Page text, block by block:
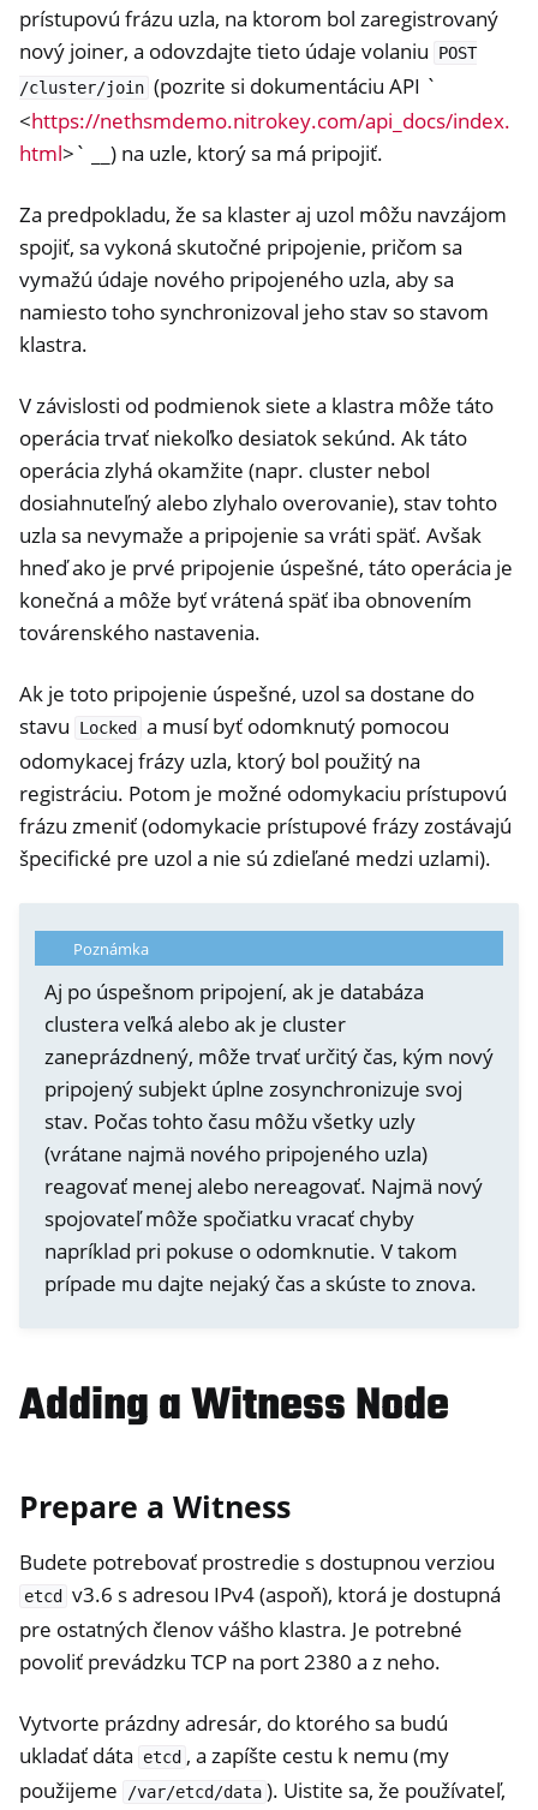
prístupovú frázu uzla, na ktorom bol zaregistrovaný
nový joiner, a odovzdajte tieto údaje volaniu
POST
/cluster/join (pozrite si dokumentáciu API `
<https://nethsmdemo.nitrokey.com/api_docs/index.
html>` __) na uzle, ktorý sa má pripojiť.
Za predpokladu, že sa klaster aj uzol môžu navzájom
spojiť, sa vykoná skutočné pripojenie, pričom sa
vymažú údaje nového pripojeného uzla, aby sa
namiesto toho synchronizoval jeho stav so stavom
klastra.
V závislosti od podmienok siete a klastra môže táto
operácia trvať niekoľko desiatok sekúnd. Ak táto
operácia zlyhá okamžite (napr. cluster nebol
dosiahnuteľný alebo zlyhalo overovanie), stav tohto
uzla sa nevymaže a pripojenie sa vráti späť. Avšak
hneď ako je prvé pripojenie úspešné, táto operácia je
konečná a môže byť vrátená späť iba obnovením
továrenského nastavenia.
Ak je toto pripojenie úspešné, uzol sa dostane do
stavu
Locked
a musí byť odomknutý pomocou
odomykacej frázy uzla, ktorý bol použitý na
registráciu. Potom je možné odomykaciu prístupovú
frázu zmeniť (odomykacie prístupové frázy zostávajú
špecifické pre uzol a nie sú zdieľané medzi uzlami).
Poznámka
Aj po úspešnom pripojení, ak je databáza
clustera veľká alebo ak je cluster
zaneprázdnený, môže trvať určitý čas, kým nový
pripojený subjekt úplne zosynchronizuje svoj
stav. Počas tohto času môžu všetky uzly
(vrátane najmä nového pripojeného uzla)
reagovať menej alebo nereagovať. Najmä nový
spojovateľ môže spočiatku vracať chyby
napríklad pri pokuse o odomknutie. V takom
prípade mu dajte nejaký čas a skúste to znova.
Adding a Witness Node
Prepare a Witness
Budete potrebovať prostredie s dostupnou verziou
etcd
v3.6 s adresou IPv4 (aspoň), ktorá je dostupná
pre ostatných členov vášho klastra. Je potrebné
povoliť prevádzku TCP na port 2380 a z neho.
Vytvorte prázdny adresár, do ktorého sa budú
ukladať dáta
etcd , a zapíšte cestu k nemu (my
použijeme
/var/etcd/data ). Uistite sa, že používateľ,